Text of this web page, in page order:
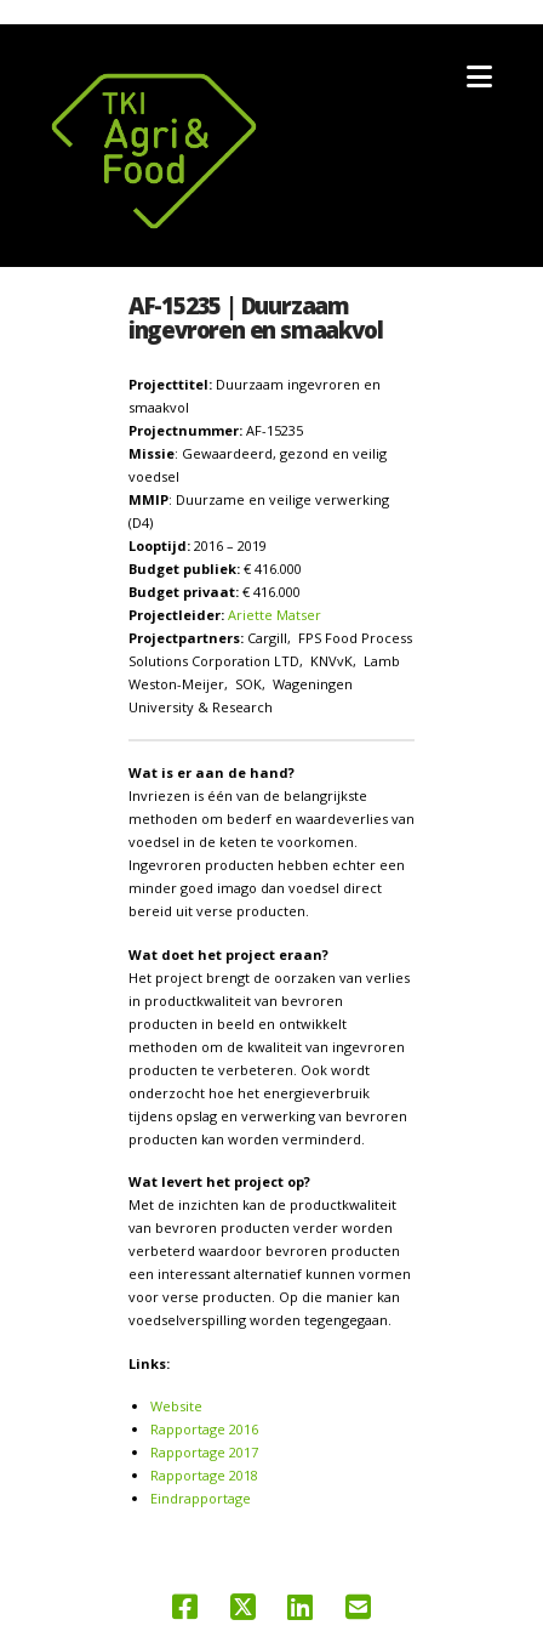
AF-15235 | Duurzaam
ingevroren en smaakvol
Projecttitel:Duurzaam ingevroren en
smaakvol
Projectnummer:AF-15235
Missie: Gewaardeerd, gezond en veilig
voedsel
MMIP: Duurzame en veilige verwerking
(D4)
Looptijd:2016 – 2019
Budget publiek:€ 416.000
Budget privaat:€ 416.000
Projectleider: Ariette Matser
Projectpartners: Cargill, FPS Food Process
Solutions Corporation LTD, KNVvK, Lamb
Weston-Meijer, SOK, Wageningen
University & Research
Wat is er aan de hand?
Invriezen is één van de belangrijkste
methoden om bederf en waardeverlies van
voedsel in de keten te voorkomen.
Ingevroren producten hebben echter een
minder goed imago dan voedsel direct
bereid uit verse producten.
Wat doet het project eraan?
Het project brengt de oorzaken van verlies
in productkwaliteit van bevroren
producten in beeld en ontwikkelt
methoden om de kwaliteit van ingevroren
producten te verbeteren. Ook wordt
onderzocht hoe het energieverbruik
tijdens opslag en verwerking van bevroren
producten kan worden verminderd.
Wat levert het project op?
Met de inzichten kan de productkwaliteit
van bevroren producten verder worden
verbeterd waardoor bevroren producten
een interessant alternatief kunnen vormen
voor verse producten. Op die manier kan
voedselverspilling worden tegengegaan.
Links:
Website
Rapportage 2016
Rapportage 2017
Rapportage 2018
Eindrapportage